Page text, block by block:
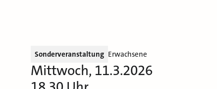
Sonderveranstaltung Erwachsene
Mittwoch, 11.3.2026